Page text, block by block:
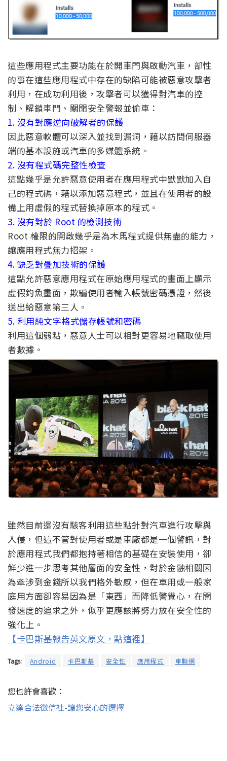
這些應用程式主要功能在於開車門與啟動汽車，部性
的事在這些應用程式中存在的缺陷可能被惡意攻擊者
利用，在成功利用後，攻擊者可以獲得對汽車的控
制、解鎖車門、關閉安全警報並偷車：
1. 沒有對應逆向破解者的保護
因此惡意軟體可以深入並找到漏洞，藉以訪問伺服器
端的基本設施或汽車的多媒體系統。
2. 沒有程式碼完整性檢查
這點幾乎是允許惡意使用者在應用程式中默默加入自
己的程式碼，藉以添加惡意程式，並且在使用者的設
備上用虛假的程式替換掉原本的程式。
3. 沒有對於 Root 的檢測技術
Root 權限的開啟幾乎是為木馬程式提供無盡的能力，
讓應用程式無力招架。
4. 缺乏對疊加技術的保護
這點允許惡意應用程式在原始應用程式的畫面上顯示
虛假釣魚畫面，欺騙使用者輸入帳號密碼憑證，然後
送出給惡意第三人。
5. 利用純文字格式儲存帳號和密碼
利用這個弱點，惡意人士可以相對更容易地竊取使用
者數據。
雖然目前還沒有駭客利用這些點針對汽車進行攻擊與
入侵，但這不管對使用者或是車廠都是一個警訊，對
於應用程式我們都抱持著相信的基礎在安裝使用，卻
鮮少進一步思考其他層面的安全性，對於金融相關因
為牽涉到金錢所以我們格外敏感，但在車用或一般家
庭用方面卻容易因為是「東西」而降低警覺心，在開
發速度的追求之外，似乎更應該將努力放在安全性的
強化上。
【卡巴斯基報告英文原文，點這裡】
Tags: Android 卡巴斯基 安全性 應用程式 車聯網
您也許會喜歡：
立達合法徵信社-讓您安心的選擇